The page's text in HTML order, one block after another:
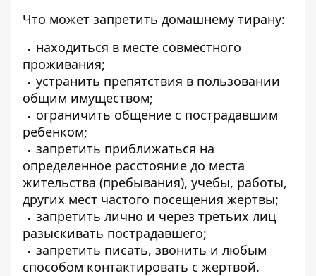
Что может запретить домашнему тирану:
находиться в месте совместного
проживания;
устранить препятствия в пользовании
общим имуществом;
ограничить общение с пострадавшим
ребенком;
запретить приближаться на
определенное расстояние до места
жительства (пребывания), учебы, работы,
других мест частого посещения жертвы;
запретить лично и через третьих лиц
разыскивать пострадавшего;
запретить писать, звонить и любым
способом контактировать с жертвой.